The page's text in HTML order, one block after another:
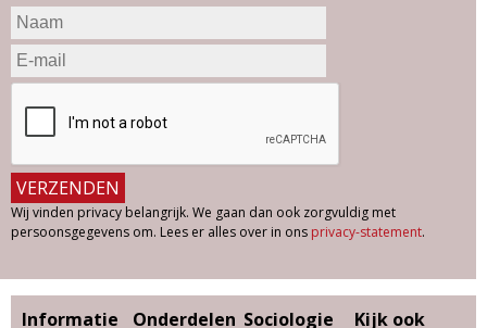
Wij vinden privacy belangrijk. We gaan dan ook zorgvuldig met
persoonsgegevens om. Lees er alles over in ons privacy-statement.
Informatie Onderdelen Sociologie Kijk ook